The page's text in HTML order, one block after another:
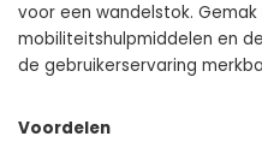
voor een wandelstok.
mobiliteitshulpmiddelen en
de gebruikerservaring
Voordelen